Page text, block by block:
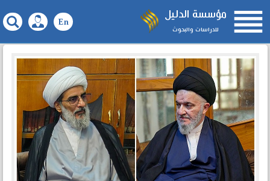
مؤسسة الدليل
للدراسات والبحوث 